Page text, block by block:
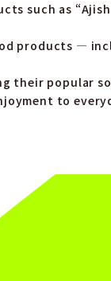
such as
products —
their popular
to